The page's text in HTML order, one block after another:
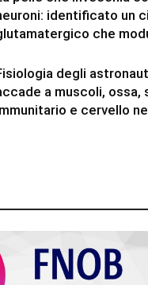
identificato un
che
degli
a muscoli, ossa,
e cervello